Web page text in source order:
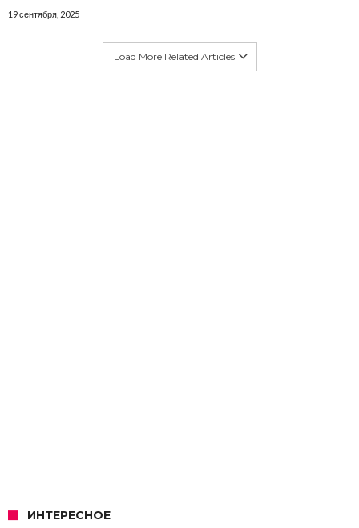
19 сентября, 2025
Load More Related Articles
ИНТЕРЕСНОЕ